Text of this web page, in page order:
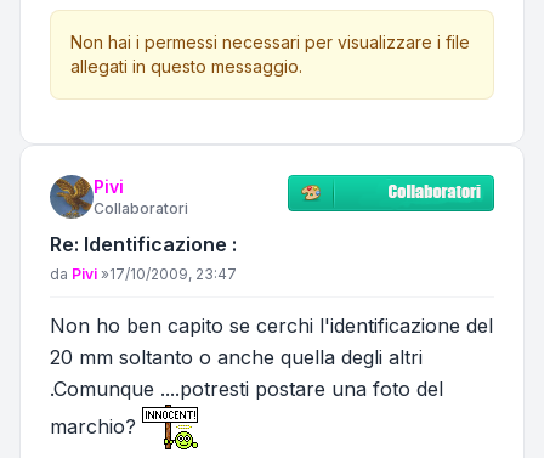
Non hai i permessi necessari per visualizzare i file
allegati in questo messaggio.
Pivi
Collaboratori
Re: Identificazione :
Messaggio
da Pivi »17/10/2009, 23:47
Non ho ben capito se cerchi l'identificazione del
20 mm soltanto o anche quella degli altri
.Comunque ....potresti postare una foto del
marchio?